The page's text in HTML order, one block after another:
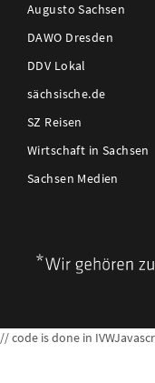
Augusto Sachsen
DAWO Dresden
DDV Lokal
sächsische.de
SZ Reisen
Wirtschaft in Sachsen
Sachsen Medien
// code is done in